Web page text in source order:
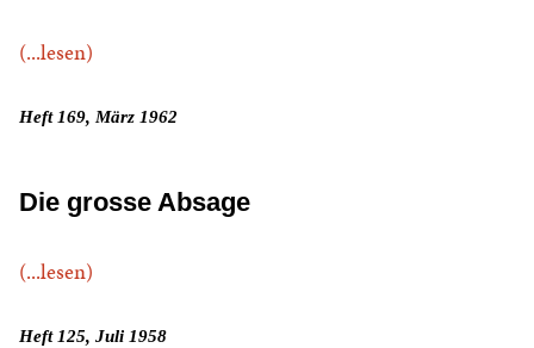
(...lesen)
Heft 169, März 1962
Die grosse Absage
(...lesen)
Heft 125, Juli 1958